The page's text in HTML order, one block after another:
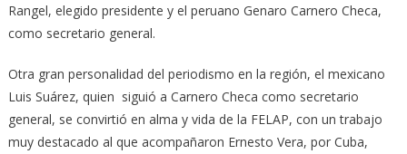
Rangel, elegido presidente y el peruano Genaro Carnero Checa,
como secretario general.
Otra gran personalidad del periodismo en la región, el mexicano
Luis Suárez, quien siguió a Carnero Checa como secretario
general, se convirtió en alma y vida de la FELAP, con un trabajo
muy destacado al que acompañaron Ernesto Vera, por Cuba,